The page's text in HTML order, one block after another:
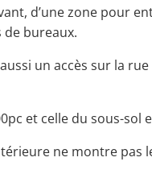
d’une zone pour
de bureaux.
un accès sur la
et celle du sous-sol
ne montre pas